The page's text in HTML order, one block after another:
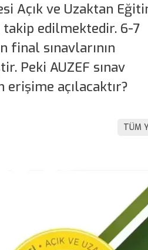
Açık ve Uzaktan
takip edilmektedir. 6-7
sınavlarının
Peki AUZEF sınav
erişime açılacaktır?
TÜM